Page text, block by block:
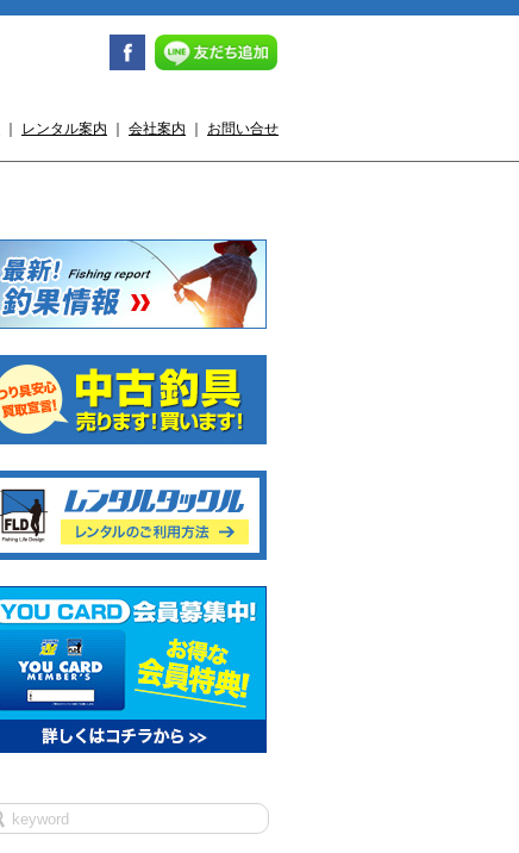
レンタル案内 会社案内 お問い合せ